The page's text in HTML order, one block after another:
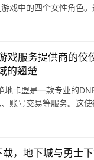
戏中的四个女性角色
戏服务提供商的佼
的翘楚
地卡盟是一款专业的
账号交易等服务。这
，地下城与勇士